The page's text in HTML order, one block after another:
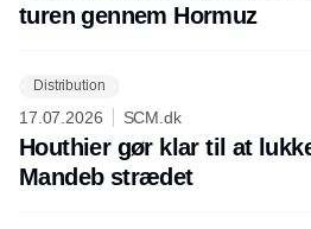
turen gennem Hormuz
Distribution
17.07.2026 SCM.dk
Houthier gør klar til at
Mandeb strædet